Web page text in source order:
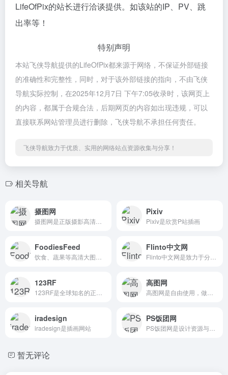
LifeOfPix的站长进行洽谈提供。如该站的IP、PV、跳
出率等！
特别声明
本站飞侠导航提供的LifeOfPix都来源于网络，不保证外部链接
的准确性和完整性，同时，对于该外部链接的指向，不由飞侠
导航实际控制，在2025年12月7日 下午7:05收录时，该网页上
的内容，都属于合规合法，后期网页的内容如出现违规，可以
直接联系网站管理员进行删除，飞侠导航不承担任何责任。
飞侠导航致力于优质、实用的网络站点资源收集与分享！
相关导航
摄图网 Pixiv
Pixiv是欣赏P站插画
FoodiesFeed Flinto中文网
123RF 高图网
iradesign
iradesign是插画网站
PS饭团网
暂无评论